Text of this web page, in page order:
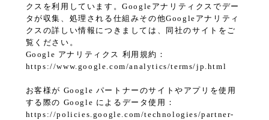
クスを利用しています。Googleアナリティクスでデー
タが収集、処理される仕組みその他Googleアナリティ
クスの詳しい情報につきましては、同社のサイトをご
覧ください。
Google アナリティクス 利用規約：
https://www.google.com/analytics/terms/jp.html
お客様が Google パートナーのサイトやアプリを使用
する際の Google によるデータ使用：
https://policies.google.com/technologies/partner-